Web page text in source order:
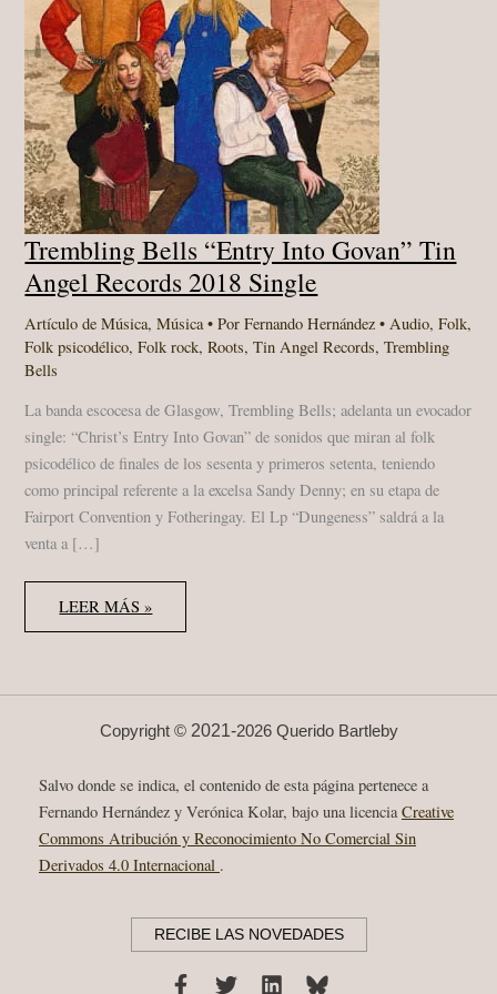
Trembling Bells “Entry Into Govan” Tin
Angel Records 2018 Single
Artículo de Música,Música• PorFernando Hernández•Audio,Folk,
Folk psicodélico,Folk rock,Roots,Tin Angel Records,Trembling
Bells
La banda escocesa de Glasgow, Trembling Bells; adelanta un evocador
single: “Christ’s Entry Into Govan” de sonidos que miran al folk
psicodélico de finales de los sesenta y primeros setenta, teniendo
como principal referente a la excelsa Sandy Denny; en su etapa de
Fairport Convention y Fotheringay. El Lp “Dungeness” saldrá a la
venta a […]
TREMBLING
BELLS
“ENTRY
ANGEL
LEER MÁS »
Copyright © 2021-2026 Querido Bartleby
Salvo donde se indica, el contenido de esta página pertenece a
Fernando Hernández y Verónica Kolar, bajo una licencia Creative
Commons Atribución y Reconocimiento No Comercial Sin
Derivados 4.0 Internacional .
RECIBE LAS NOVEDADES